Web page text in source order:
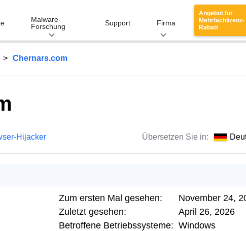
Malware-
Forschung
Support Firma
Angebot für
Mehrfachlizenz-
Rabatt
Chernars.com
Hijacker Übersetzen Sie in:
Zum ersten Mal gesehen:
November 24,
Zuletzt gesehen:
April 26, 2026
Betroffene Betriebssysteme: Windows